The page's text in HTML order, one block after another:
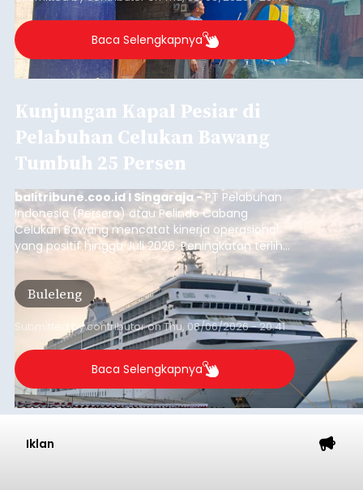
Buleleng.
Baca Selengkapnya
Kunjungan Kapal Pesiar di
Pelabuhan Celukan Bawang
Tumbuh 25 Persen
balitribune.coo.id I Singaraja -PT Pelabuhan
Indonesia (Persero) atau Pelindo Cabang
Celukan Bawang mencatat kinerja operasional
yang positif hingga Juli 2026. Peningkatan terlihat
dari arus kapal yang mencapai 1,48 juta Gross
Tonnage (GT), atau tumbuh 12,4 persen
dibandingkan periode yang sama tahun lalu
yang tercatat sebesar 1,32 juta GT.
Buleleng
Submitted bycontributoronThu, 08/06/2026 - 20:41
Baca Selengkapnya
Iklan